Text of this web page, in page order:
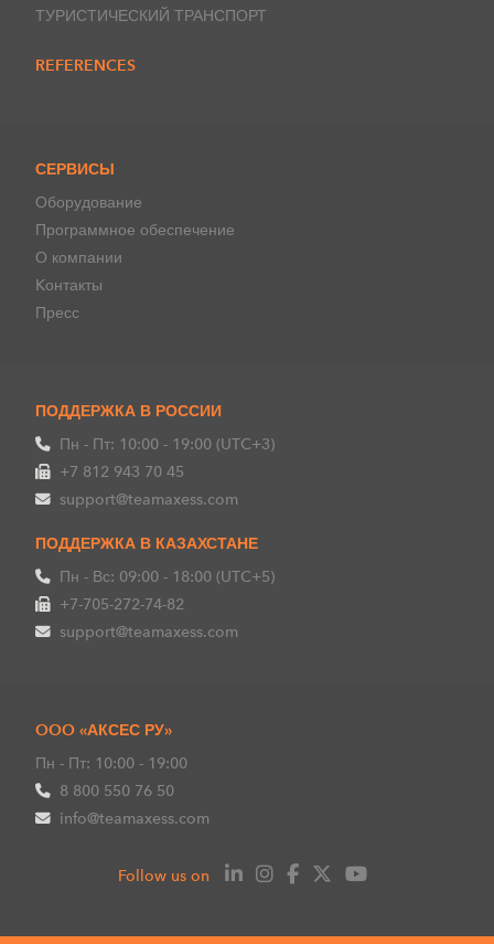
ТУРИСТИЧЕСКИЙ ТРАНСПОРТ
REFERENCES
СЕРВИСЫ
Оборудование
Программное обеспечение
О компании
Kонтакты
Пресс
ПОДДЕРЖКА В РОССИИ
Пн - Пт: 10:00 - 19:00 (UTC+3)
+7 812 943 70 45
support@teamaxess.com
ПОДДЕРЖКА В КАЗАХСТАНЕ
Пн - Вс: 09:00 - 18:00 (UTC+5)
+7-705-272-74-82
support@teamaxess.com
OOO «АКСЕС РУ»
Пн - Пт: 10:00 - 19:00
8 800 550 76 50
info@teamaxess.com
Follow us on